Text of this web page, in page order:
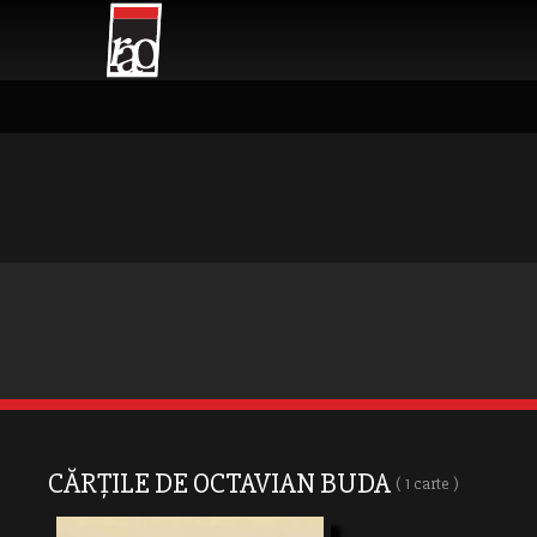
CĂRȚILE DE OCTAVIAN BUDA ( 1 carte )